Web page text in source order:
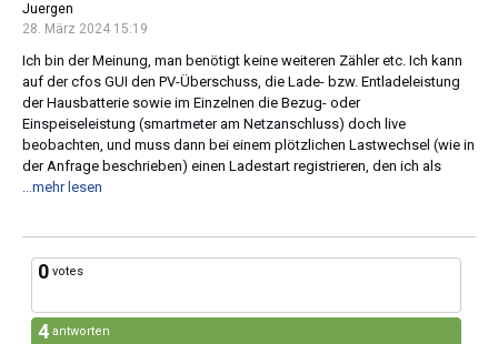
Juergen
28. März 2024 15:19
Ich bin der Meinung, man benötigt keine weiteren Zähler etc. Ich kann
auf der cfos GUI den PV-Überschuss, die Lade- bzw. Entladeleistung
der Hausbatterie sowie im Einzelnen die Bezug- oder
Einspeiseleistung (smartmeter am Netzanschluss) doch live
beobachten, und muss dann bei einem plötzlichen Lastwechsel (wie in
der Anfrage beschrieben) einen Ladestart registrieren, den ich als
...mehr lesen
0 votes
4 antworten